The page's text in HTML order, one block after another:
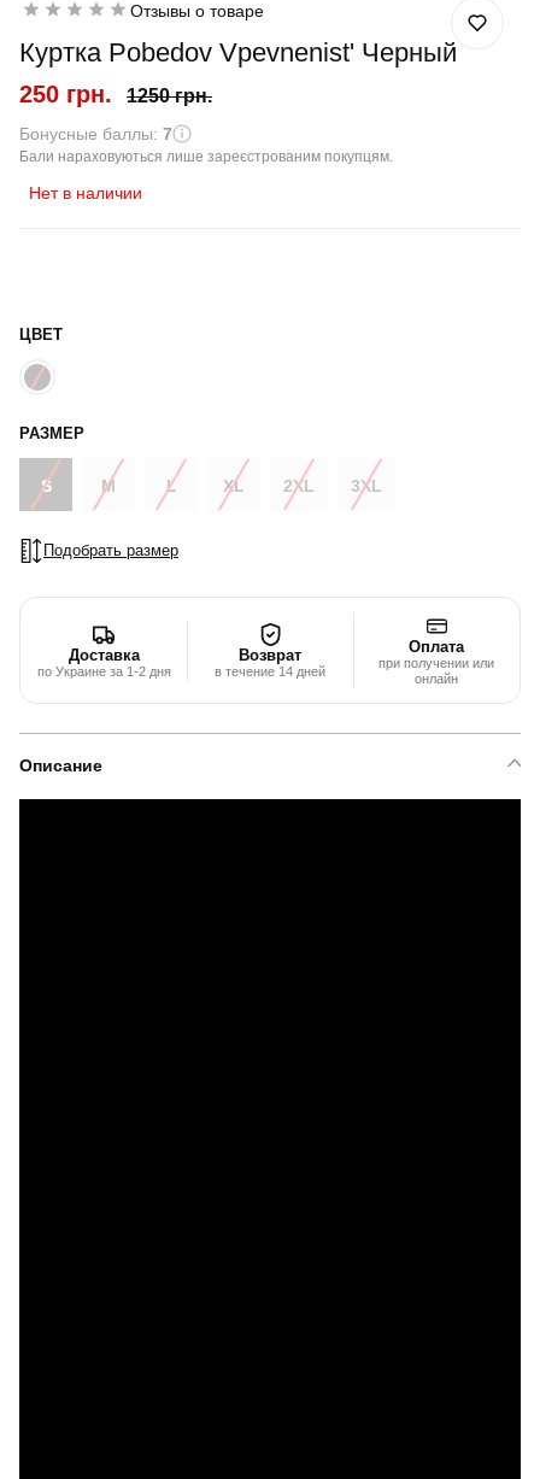
Отзывы о товаре
Куртка Pobedov Vpevnenist' Черный
250 грн. 1250 грн.
Бонусные баллы: 7
Бали нараховуються лише зареєстрованим покупцям.
Нет в наличии
ЦВЕТ
РАЗМЕР
S M L XL 2XL 3XL
Подобрать размер
Доставка
по Украине за 1-2 дня
Возврат
в течение 14 дней
Оплата
при получении или
онлайн
Описание